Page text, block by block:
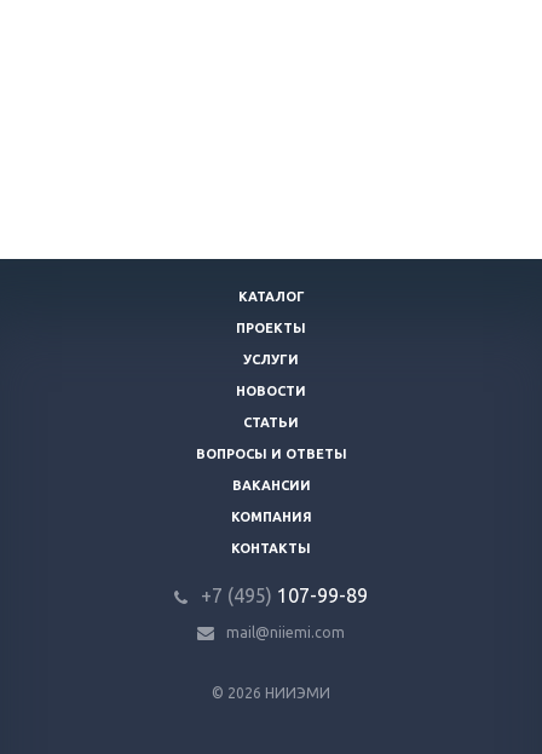
© 2026 НИИЭМИ
КАТАЛОГ
ПРОЕКТЫ
УСЛУГИ
НОВОСТИ
СТАТЬИ
ВОПРОСЫ И ОТВЕТЫ
ВАКАНСИИ
КОМПАНИЯ
КОНТАКТЫ
+7 (495) 107-99-89
mail@niiemi.com